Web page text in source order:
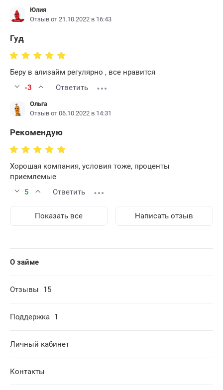
Юлия
Отзыв от 21.10.2022 в 16:43
Гуд
Беру в ализайм регулярно , все нравится
-3
Ответить
Ольга
Отзыв от 06.10.2022 в 14:31
Рекомендую
Хорошая компания, условия тоже, проценты
приемлемые
5
Ответить
Показать все Написать отзыв
О займе
Отзывы 15
Поддержка 1
Личный кабинет
Контакты